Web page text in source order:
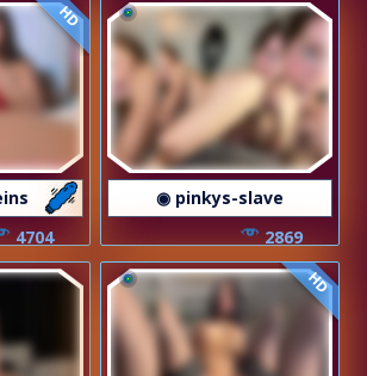
HD
4704
◉ pinkys-slave
2869
HD